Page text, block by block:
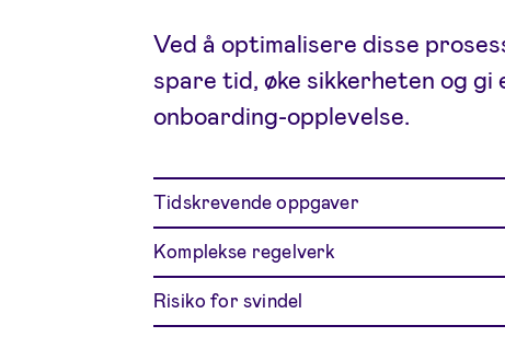
Ved å optimalisere disse
spare tid, øke sikkerheten og gi
onboarding-opplevelse.
Tidskrevende oppgaver
Komplekse regelverk
Risiko for svindel